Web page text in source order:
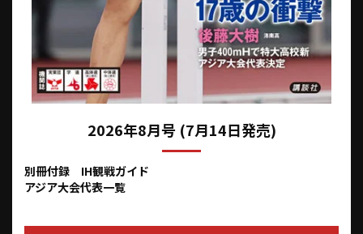
2026年8月号 (7月14日発売)
別冊付録 IH観戦ガイド
アジア大会代表一覧